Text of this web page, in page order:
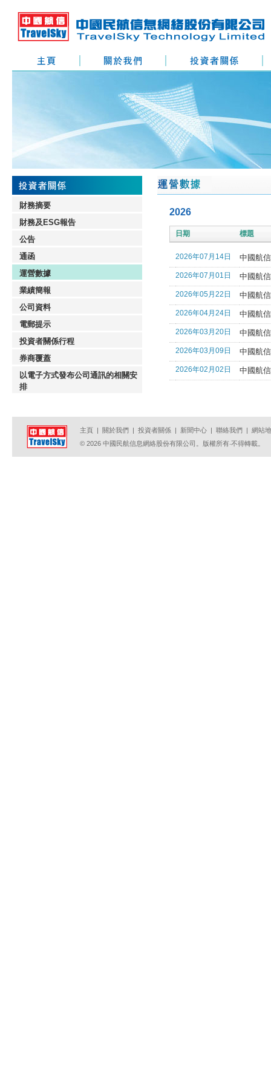
財務摘要
財務及ESG報告
公告
通函
運營數據
業績簡報
公司資料
電郵提示
投資者關係行程
券商覆蓋
以電子方式發布公司通訊的相關安
排
2026
日期 標題
2026年07月14日 中國航
2026年07月01日 中國航
2026年05月22日 中國航
2026年04月24日 中國航
2026年03月20日 中國航
2026年03月09日 中國航
2026年02月02日 中國航
主頁 | 關於我們 | 投資者關係 | 新聞中心 | 聯絡我們 | 網站
© 2026 中國民航信息網絡股份有限公司。版權所有‧不得轉載。